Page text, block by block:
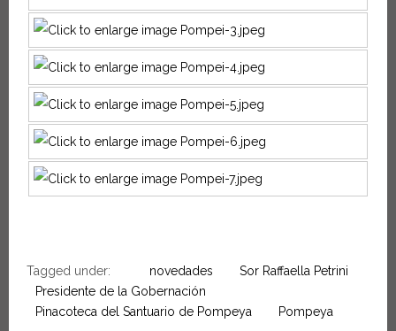
Tagged under: novedades
Sor Raffaella Petrini
Presidente de la Gobernación
Pinacoteca del Santuario de Pompeya
Pompeya